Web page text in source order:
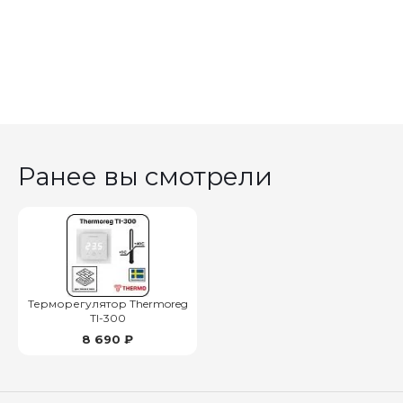
Ранее вы смотрели
Терморегулятор Thermoreg
TI-300
8 690 ₽